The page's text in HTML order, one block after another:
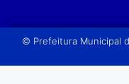
© Prefeitura Municipal